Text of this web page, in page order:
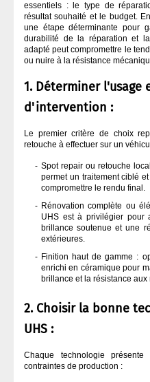
essentiels : le type de
résultat souhaité et le budget.
une étape déterminante pour
durabilité de la réparation et
adapté peut compromettre le
ou nuire à la résistance
1. Déterminer l'usage
d'intervention :
Le premier critère de choix
retouche à effectuer sur un
Spot repair ou retouche
permet un traitement ciblé
compromettre le rendu final.
Rénovation complète ou
UHS est à privilégier pour
brillance soutenue et une
extérieures.
Finition haut de gamme :
enrichi en céramique pour
brillance et la résistance aux
2. Choisir la bonne
UHS :
Chaque technologie
contraintes de production :